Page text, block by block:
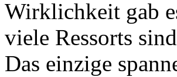
Wirklichkeit gab
viele Ressorts
Das einzige